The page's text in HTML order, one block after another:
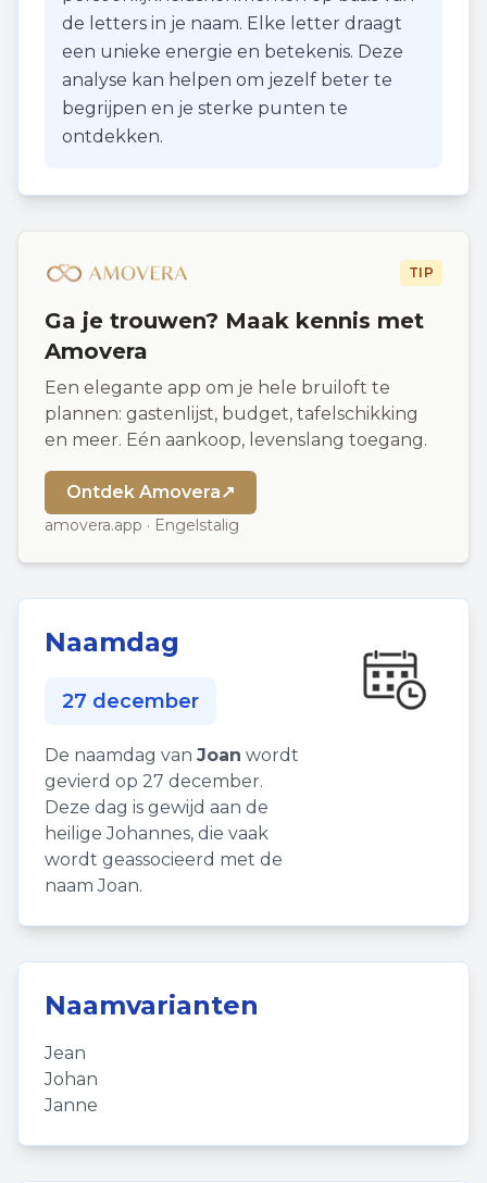
de letters in je naam. Elke letter draagt
een unieke energie en betekenis. Deze
analyse kan helpen om jezelf beter te
begrijpen en je sterke punten te
ontdekken.
TIP
Ga je trouwen? Maak kennis met
Amovera
Een elegante app om je hele bruiloft te
plannen: gastenlijst, budget, tafelschikking
en meer. Eén aankoop, levenslang toegang.
Ontdek Amovera↗
amovera.app · Engelstalig
Naamdag
27 december
De naamdag van Joan wordt
gevierd op 27 december.
Deze dag is gewijd aan de
heilige Johannes, die vaak
wordt geassocieerd met de
naam Joan.
Naamvarianten
Jean
Johan
Janne